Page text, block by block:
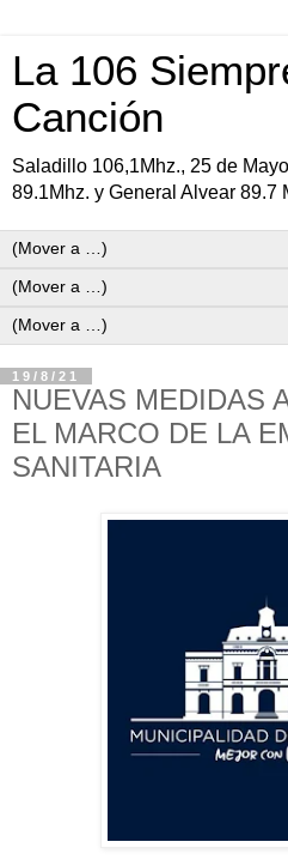
La 106
Canción
Saladillo 106,1Mhz., 25 de
89.1Mhz. y General Alvear 89.7
19/8/21
NUEVAS MEDIDAS
EL MARCO DE LA
SANITARIA